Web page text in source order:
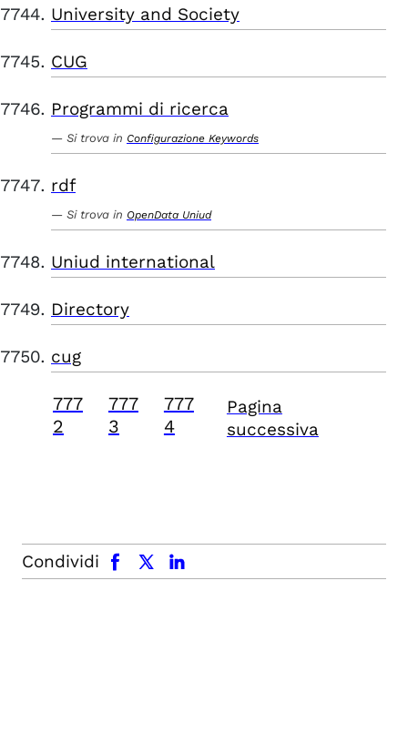
University and Society
CUG
Programmi di ricerca
Si trova in Configurazione Keywords
rdf
Si trova in OpenData Uniud
Uniud international
Directory
cug
777
2
777
3
777
4
Pagina
successiva
Condividi
facebook x.com linkedin